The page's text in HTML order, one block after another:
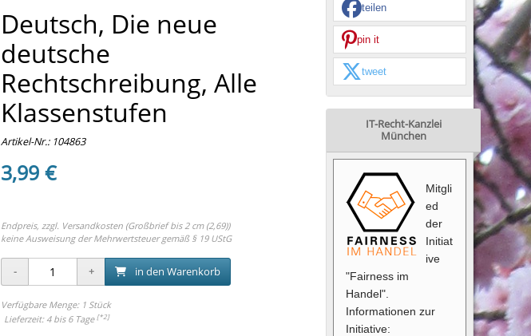
Deutsch, Die neue
deutsche
Rechtschreibung, Alle
Klassenstufen
Artikel-Nr.: 104863
3,99 €
Endpreis, zzgl. Versandkosten (Großbrief bis 2 cm (2,69))
keine Ausweisung der Mehrwertsteuer gemäß § 19 UStG
in den Warenkorb
Verfügbare Menge: 1 Stück
Lieferzeit: 4 bis 6 Tage [*2]
teilen
pin it
tweet
IT-Recht-Kanzlei
München
Mitgli
ed
der
Initiat
ive
"Fairness im
Handel".
Informationen zur
Initiative: